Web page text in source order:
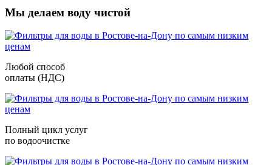
Мы делаем воду чистой
Любой способ
оплаты (НДС)
Полный цикл услуг
по водоочистке